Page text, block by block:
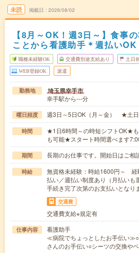
未読 掲載日 2026/08/02
【8月～OK！週3日～】食事
ことから看護助手＊週払いOK
職種未経験OK 交通費別途支給あり 土日
WEB登録OK 派遣
勤務地 埼玉県幸手市
幸手駅から---分
曜日頻度 週3日～5日OK（月～金） ★土
時間
★1日6時間～の時短シフトOK★も
も可能★スタート時間選べます
期間 長期のお仕事です。開始日はご
時給
無資格未経験：時給1600円～
払い／週払い制度あり（月払いも
手続き完了次第のお支払いとなり
交通費
交通費支給※規定有
仕事内容
看護助手
≪病院でちょっとしたお手伝い
さんのお手伝い○シーツの交換や